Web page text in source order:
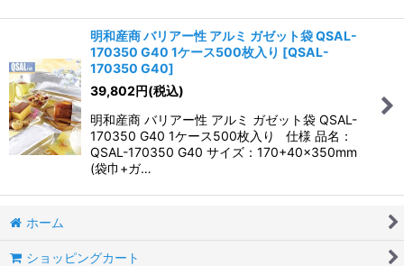
明和産商 バリアー性 アルミ ガゼット袋 QSAL-
170350 G40 1ケース500枚入り [QSAL-
170350 G40]
39,802円(税込)
明和産商 バリアー性 アルミ ガゼット袋 QSAL-
170350 G40 1ケース500枚入り 仕様 品名：
QSAL-170350 G40 サイズ：170+40×350mm
(袋巾+ガ…
ホーム
ショッピングカート